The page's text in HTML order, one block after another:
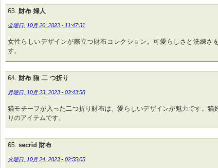
財布 婦人
金曜日, 10月 20, 2023 - 11:47:31
女性らしいデザインが際立つ財布コレクション。可愛らしさと洗練さ
す。
財布 猫 二 つ折り
月曜日, 10月 23, 2023 - 03:43:58
猫モチーフが入った二つ折り財布は、愛らしいデザインが魅力です。猫
りのアイテムです。
secrid 財布
火曜日, 10月 24, 2023 - 02:55:05